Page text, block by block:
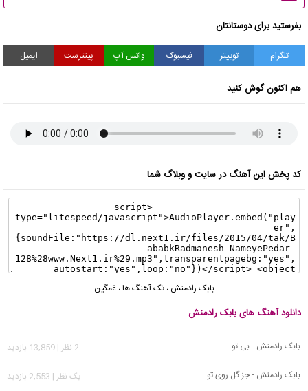
بفرستید برای دوستانتان
تلگرام توییتر فیسبوک واتس آپ پینترست ایمیل
هم اکنون گوش کنید
کد پخش این آهنگ در سایت و وبلاگ شما
بابک رادمنش ،تک آهنگ ها،غمگین
دانلود آهنگ های بابک رادمنش
بابک رادمنش - بی تو
2 نظر | 13,859 بازدید
بابک رادمنش - جز گل روی تو
يک نظر | 2,553 بازدید